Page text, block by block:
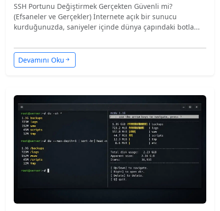
SSH Portunu Değiştirmek Gerçekten Güvenli mi?
(Efsaneler ve Gerçekler) İnternete açık bir sunucu
kurduğunuzda, saniyeler içinde dünya çapındaki botla...
Devamını Oku